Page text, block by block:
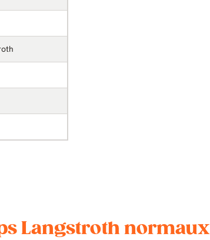
Langstroth normaux